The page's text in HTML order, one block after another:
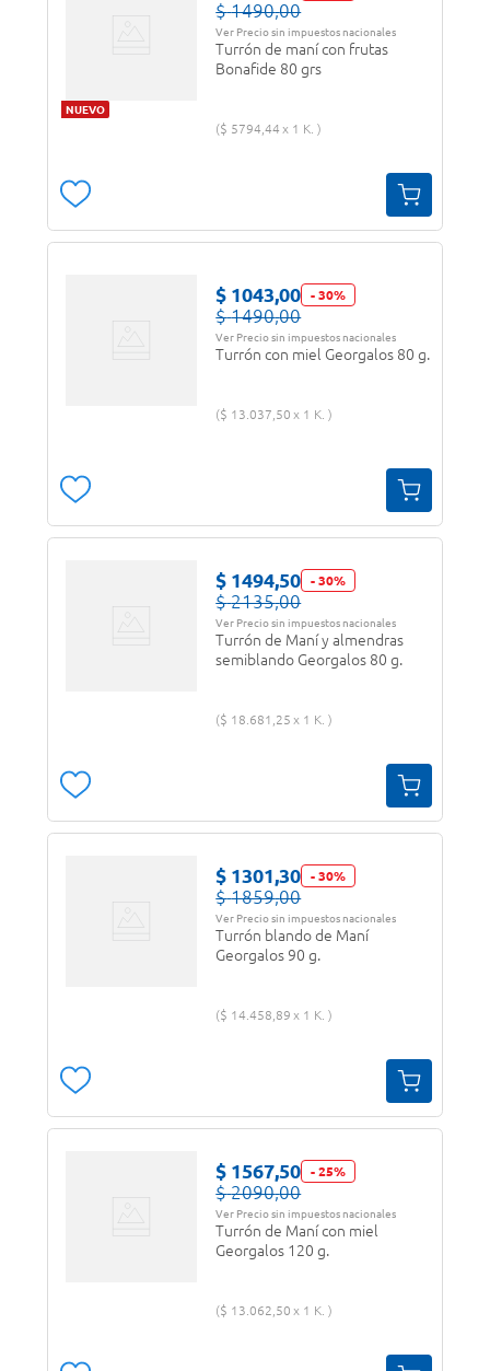
NUEVO
$ 1490,00
Ver Precio sin impuestos nacionales
Turrón de maní con frutas
Bonafide 80 grs
$ 5794,44 1 K.
$ 1043,00 -30%
$ 1490,00
Ver Precio sin impuestos nacionales
Turrón con miel Georgalos 80 g.
$ 13.037,50 1 K.
$ 1494,50 -30%
$ 2135,00
Ver Precio sin impuestos nacionales
Turrón de Maní y almendras
semiblando Georgalos 80 g.
$ 18.681 ,25 1 K.
$ 1301,30 -30%
$ 1859,00
Ver Precio sin impuestos nacionales
Turrón blando de Maní
Georgalos 90 g.
$ 14.458,89 1 K.
$ 1567,50 -25%
$ 2090,00
Ver Precio sin impuestos nacionales
Turrón de Maní con miel
Georgalos 120 g.
$ 13.062,50 1 K.